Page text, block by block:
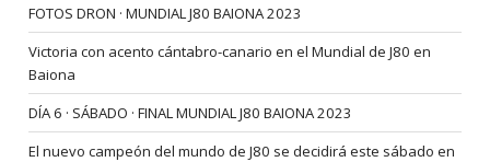
FOTOS DRON · MUNDIAL J80 BAIONA 2023
Victoria con acento cántabro-canario en el Mundial de J80 en
Baiona
DÍA 6 · SÁBADO · FINAL MUNDIAL J80 BAIONA 2023
El nuevo campeón del mundo de J80 se decidirá este sábado en